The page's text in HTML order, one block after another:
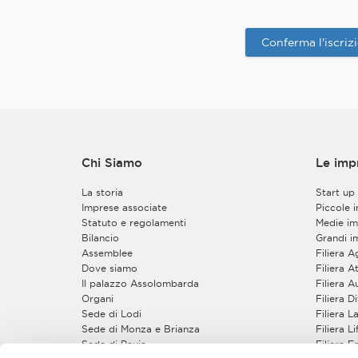
richiesto scrivendo
2. Finalità e base
è l’esecuzione della Sua richiesta di registrazione nonché, in caso di iscrizione ad un
tramite la Sua
o evento e la
mancanza, non sarà possibile eseguire la Sua richiesta di registrazione e/o di partecipazione al convegno,
seminario o evento
Inoltre, sulla base
dati personali e di
istituzionali previsti
comunicazioni a
tale tipologia di
Troverà inoltre le informazioni necessarie per l’esercizio dei Suoi diritti nel successivo paragrafo “Diritti degli
Conferma
Chi Siamo
La storia
Imprese associate
Statuto e regolamenti
Bilancio
Assemblee
Dove siamo
Il palazzo Assolombarda
Organi
Sede di Lodi
Sede di Monza e Brianza
Sede di Pavia
Le
Start up
Piccole
Medie
Grandi
Filiera
Filiera
Filiera
Filiera
Filiera
Filiera
Filiera